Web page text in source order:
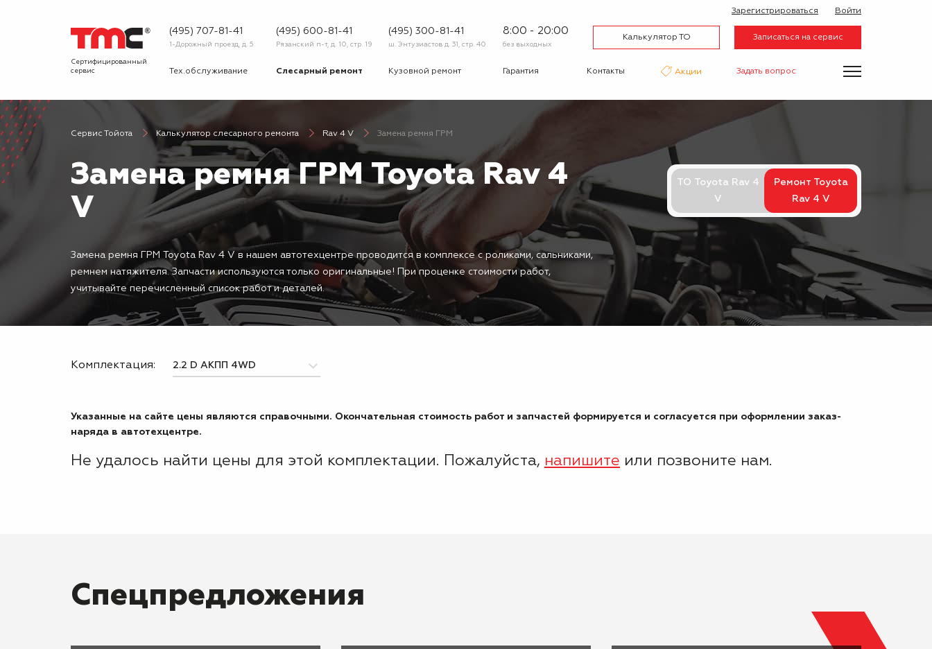
Сертифицированный
сервис
(495) 707-81-41
1-Дорожный проезд, д. 5
(495) 600-81-41
Рязанский п-т, д. 10, стр. 19
(495) 300-81-41
ш. Энтузиастов д. 31, стр. 40
8:00 - 20:00
без выходных
Калькулятор ТО Записаться на сервис
Зарегистрироваться Войти
Тех.обслуживание Слесарный ремонт Кузовной ремонт Гарантия Контакты Акции Задать вопрос
О сервисе Вопрос-ответ
клиентам
Новости Галерея Вакансии Отзывы
Сервис Тойота Калькулятор слесарного ремонта Rav 4 V Замена ремня ГРМ
Замена ремня ГРМ Toyota Rav 4
V
ТО Toyota Rav 4
V
Ремонт Toyota
Rav 4 V
Замена ремня ГРМ Toyota Rav 4 V в нашем автотехцентре проводится в комплексе с роликами, сальниками,
ремнем натяжителя. Запчасти используются только оригинальные! При проценке стоимости работ,
учитывайте перечисленный список работ и деталей.
Комплектация:
Указанные на сайте цены являются справочными. Окончательная стоимость работ и запчастей формируется и согласуется при оформлении заказ-
наряда в автотехцентре.
Не удалось найти цены для этой комплектации. Пожалуйста, напишите или позвоните нам.
Спецпредложения